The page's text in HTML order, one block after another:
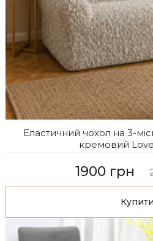
Еластичний чохол на 3-
кремовий
1900 грн
Купити